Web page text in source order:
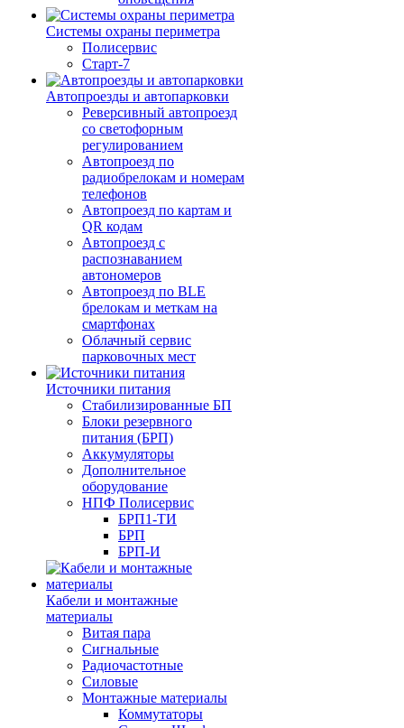
Системы охраны периметра
Полисервис
Старт-7
Автопроезды и автопарковки
Реверсивный автопроезд
со светофорным
регулированием
Автопроезд по
радиобрелокам и номерам
телефонов
Автопроезд по картам и
QR кодам
Автопроезд с
распознаванием
автономеров
Автопроезд по BLE
брелокам и меткам на
смартфонах
Облачный сервис
парковочных мест
Источники питания
Стабилизированные БП
Блоки резервного
питания (БРП)
Аккумуляторы
Дополнительное
оборудование
НПФ Полисервис
БРП1-ТИ
БРП
БРП-И
Кабели и монтажные
материалы
Витая пара
Сигнальные
Радиочастотные
Силовые
Монтажные материалы
Коммутаторы